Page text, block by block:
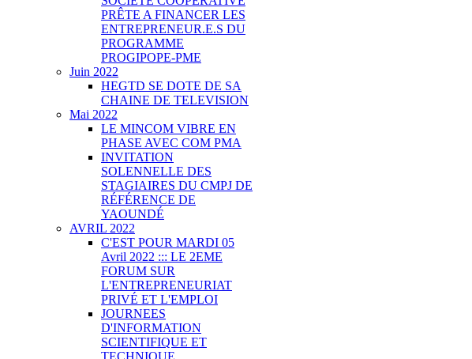
PRÊTE A FINANCER LES
ENTREPRENEUR.E.S DU
PROGRAMME
PROGIPOPE-PME
Juin 2022
HEGTD SE DOTE DE SA
CHAINE DE TELEVISION
Mai 2022
LE MINCOM VIBRE EN
PHASE AVEC COM PMA
INVITATION
SOLENNELLE DES
STAGIAIRES DU CMPJ DE
RÉFÉRENCE DE
YAOUNDÉ
AVRIL 2022
C'EST POUR MARDI 05
Avril 2022 ::: LE 2EME
FORUM SUR
L'ENTREPRENEURIAT
PRIVÉ ET L'EMPLOI
JOURNEES
D'INFORMATION
SCIENTIFIQUE ET
TECHNIQUE